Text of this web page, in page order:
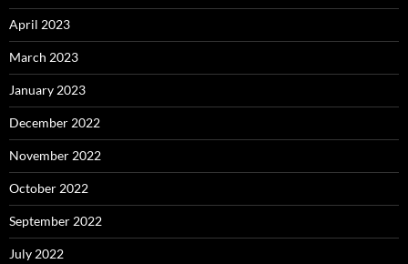
April 2023
March 2023
January 2023
December 2022
November 2022
October 2022
September 2022
July 2022